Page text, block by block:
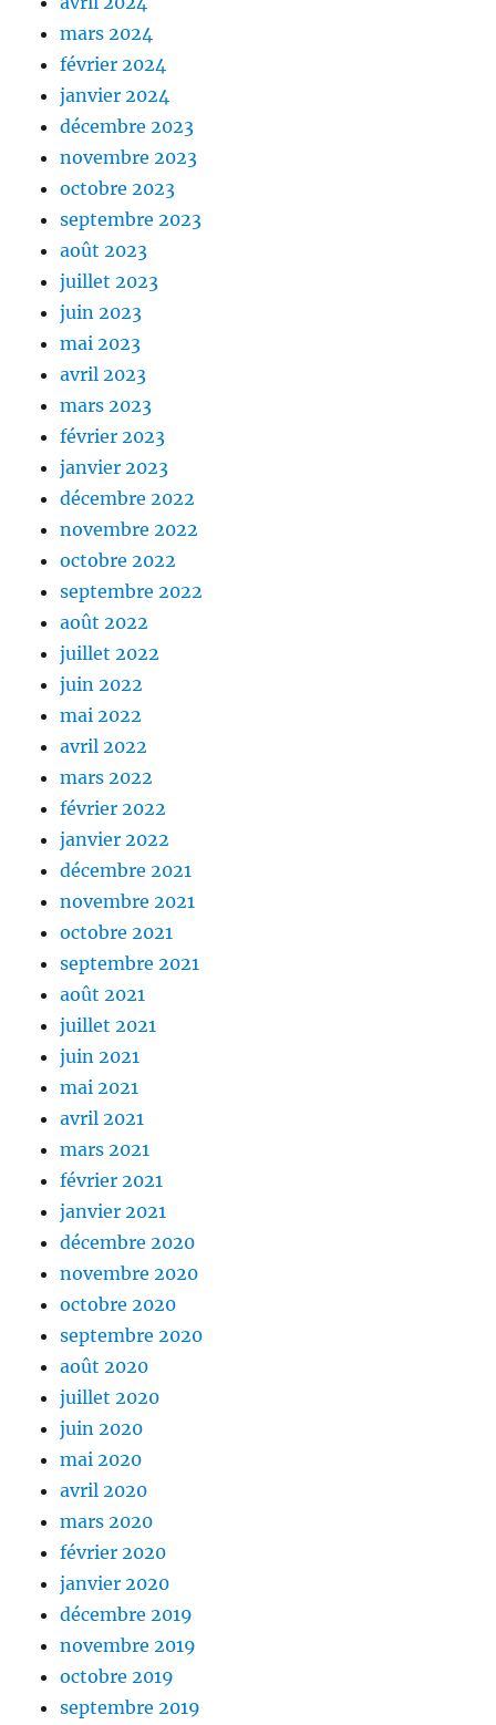
mars 2024
février 2024
janvier 2024
décembre 2023
novembre 2023
octobre 2023
septembre 2023
août 2023
juillet 2023
juin 2023
mai 2023
avril 2023
mars 2023
février 2023
janvier 2023
décembre 2022
novembre 2022
octobre 2022
septembre 2022
août 2022
juillet 2022
juin 2022
mai 2022
avril 2022
mars 2022
février 2022
janvier 2022
décembre 2021
novembre 2021
octobre 2021
septembre 2021
août 2021
juillet 2021
juin 2021
mai 2021
avril 2021
mars 2021
février 2021
janvier 2021
décembre 2020
novembre 2020
octobre 2020
septembre 2020
août 2020
juillet 2020
juin 2020
mai 2020
avril 2020
mars 2020
février 2020
janvier 2020
décembre 2019
novembre 2019
octobre 2019
septembre 2019